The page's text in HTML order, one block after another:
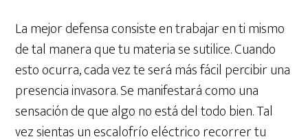
La mejor defensa consiste en trabajar en ti mismo
de tal manera que tu materia se sutilice. Cuando
esto ocurra, cada vez te será más fácil percibir una
presencia invasora. Se manifestará como una
sensación de que algo no está del todo bien. Tal
vez sientas un escalofrío eléctrico recorrer tu